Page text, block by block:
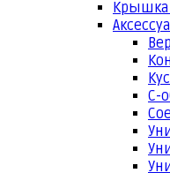
Крышка
С-